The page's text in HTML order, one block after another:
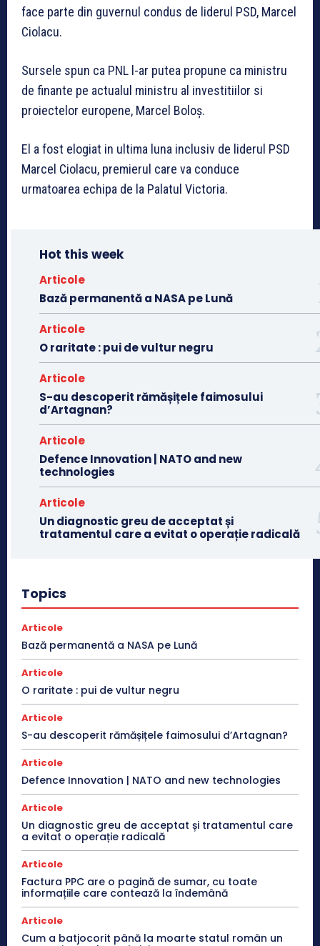
face parte din guvernul condus de liderul PSD, Marcel
Ciolacu.
Sursele spun ca PNL l-ar putea propune ca ministru
de finante pe actualul ministru al investitiilor si
proiectelor europene, Marcel Boloș.
El a fost elogiat in ultima luna inclusiv de liderul PSD
Marcel Ciolacu, premierul care va conduce
urmatoarea echipa de la Palatul Victoria.
Hot this week
Articole
Bază permanentă a NASA pe Lună
Articole
O raritate : pui de vultur negru
Articole
S-au descoperit rămășițele faimosului
d’Artagnan?
Articole
Defence Innovation | NATO and new
technologies
Articole
Un diagnostic greu de acceptat și
tratamentul care a evitat o operație radicală
Topics
Articole
Bază permanentă a NASA pe Lună
Articole
O raritate : pui de vultur negru
Articole
S-au descoperit rămășițele faimosului d’Artagnan?
Articole
Defence Innovation | NATO and new technologies
Articole
Un diagnostic greu de acceptat și tratamentul care
a evitat o operație radicală
Articole
Factura PPC are o pagină de sumar, cu toate
informațiile care contează la îndemână
Articole
Cum a batjocorit până la moarte statul român un